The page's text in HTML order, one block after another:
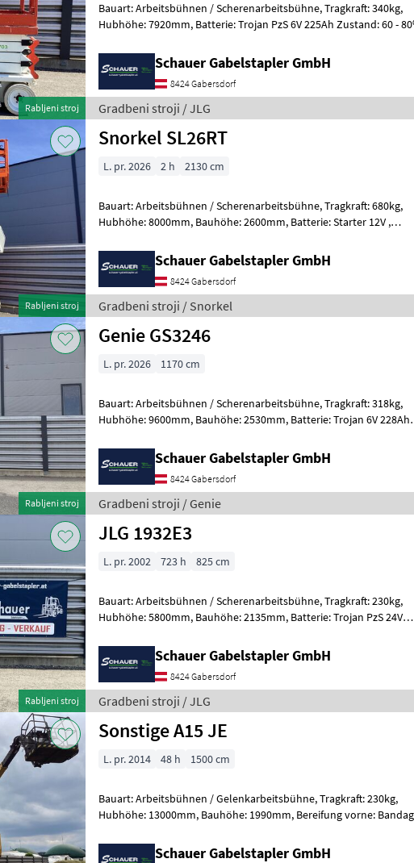
Rabljeni stroj
Bauart: Arbeitsbühnen / Scherenarbeitsbühne, Tragkraft: 340kg,
Hubhöhe: 7920mm, Batterie: Trojan PzS 6V 225Ah Zustand: 60 - 80%,
Schauer Gabelstapler GmbH
8424 Gabersdorf
Gradbeni stroji / JLG
Rabljeni stroj
Snorkel SL26RT
L. pr. 2026 2 h 2130 cm
Bauart: Arbeitsbühnen / Scherenarbeitsbühne, Tragkraft: 680kg,
Hubhöhe: 8000mm, Bauhöhe: 2600mm, Batterie: Starter 12V ,
Schauer Gabelstapler GmbH
8424 Gabersdorf
Gradbeni stroji / Snorkel
Rabljeni stroj
Genie GS3246
L. pr. 2026 1170 cm
Bauart: Arbeitsbühnen / Scherenarbeitsbühne, Tragkraft: 318kg,
Hubhöhe: 9600mm, Bauhöhe: 2530mm, Batterie: Trojan 6V 228Ah
Schauer Gabelstapler GmbH
8424 Gabersdorf
Gradbeni stroji / Genie
Rabljeni stroj
JLG 1932E3
L. pr. 2002 723 h 825 cm
Bauart: Arbeitsbühnen / Scherenarbeitsbühne, Tragkraft: 230kg,
Hubhöhe: 5800mm, Bauhöhe: 2135mm, Batterie: Trojan PzS 24V
Schauer Gabelstapler GmbH
8424 Gabersdorf
Gradbeni stroji / JLG
Sonstige A15 JE
L. pr. 2014 48 h 1500 cm
Bauart: Arbeitsbühnen / Gelenkarbeitsbühne, Tragkraft: 230kg,
Hubhöhe: 13000mm, Bauhöhe: 1990mm, Bereifung vorne: Bandagen
Schauer Gabelstapler GmbH